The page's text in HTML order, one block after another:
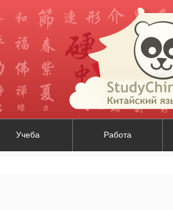
Учеба Работа